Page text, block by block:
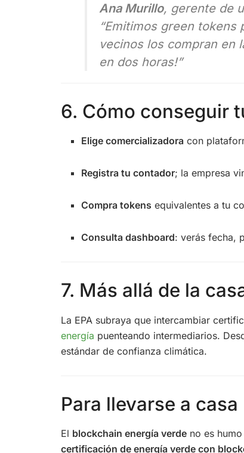
Ana Murillo, gerente de
“Emitimos green tokens
vecinos los compran en
en dos horas!”
6. Cómo conseguir
Elige comercializadora con
Registra tu contador; la empresa
Compra tokens equivalentes a tu
Consulta dashboard: verás fecha,
7. Más allá de la
La EPA subraya que intercambiar
energía puenteando intermediarios.
estándar de confianza climática.
Para llevarse a casa
El blockchain energía verde no es humo
certificación de energía verde con